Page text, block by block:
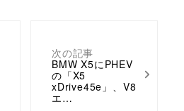
次の記事
BMW X5にPHEV
の「X5
xDrive45e」、V8
エ…